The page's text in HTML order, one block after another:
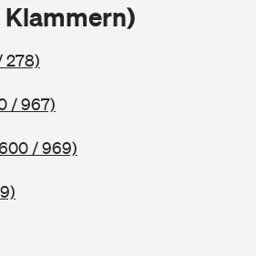
Klammern)
278)
/ 967)
/ 969)